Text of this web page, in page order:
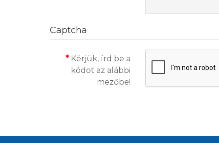
Captcha
Kérjük, írd be a
kódot az alábbi
mezőbe!